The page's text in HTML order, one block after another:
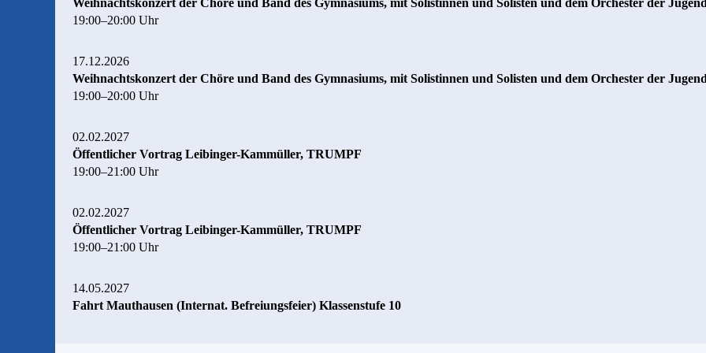
Weihnachtskonzert der Chöre und Band des Gymnasiums, mit Solistinnen und Solisten und dem Orchester der
19:00–20:00 Uhr
17.12.2026
Weihnachtskonzert der Chöre und Band des Gymnasiums, mit Solistinnen und Solisten und dem Orchester der
19:00–20:00 Uhr
02.02.2027
Öffentlicher Vortrag Leibinger-Kammüller, TRUMPF
19:00–21:00 Uhr
02.02.2027
Öffentlicher Vortrag Leibinger-Kammüller, TRUMPF
19:00–21:00 Uhr
14.05.2027
Fahrt Mauthausen (Internat. Befreiungsfeier) Klassenstufe 10